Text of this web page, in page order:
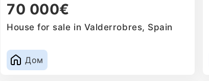
70 000€
House for sale in Valderrobres, Spain
Дом